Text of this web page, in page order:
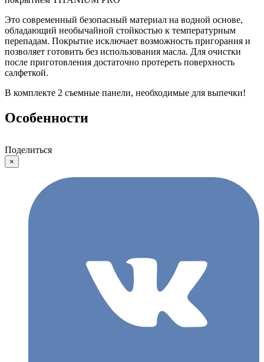
Это современный безопасный материал на водной основе,
обладающий необычайной стойкостью к температурным
перепадам. Покрытие исключает возможность пригорания и
позволяет готовить без использования масла. Для очистки
после приготовления достаточно протереть поверхность
салфеткой.
В комплекте 2 съемные панели, необходимые для выпечки!
Особенности
Поделиться
×